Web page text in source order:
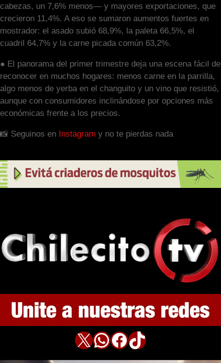
cabezas, un 7,6% menos— y mayores exportaciones, que
crecieron 11,4%. A eso se sumaron aumentos fuertes en
mostrador: el asado subió 68,9%, la paleta 66,5%, el
cuadril 64,7% y la carne picada común 63,2%.
● El panorama del primer trimestre deja una escena fácil de
reconocer en muchos hogares: menos carne en la parrilla,
algo menos de yerba en el changuito y un vino que resistió,
aunque con consumidores inclinándose por opciones más
económicas frente a los precios.
📸 Seguinos en Instagram y no te pierdas nada
X WhatsApp Facebook TikTok